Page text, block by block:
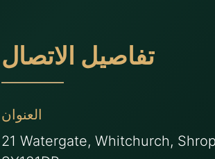
تفاصيل الاتصال
العنوان
21 Watergate, Whitchurch,